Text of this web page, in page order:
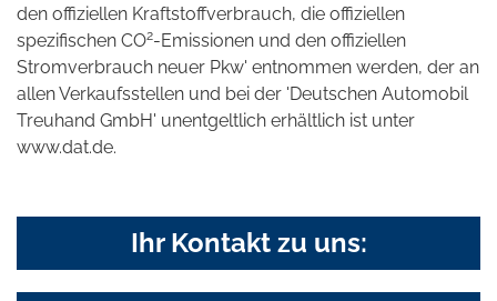
den offiziellen Kraftstoffverbrauch, die offiziellen
spezifischen CO2-Emissionen und den offiziellen
Stromverbrauch neuer Pkw' entnommen werden, der an
allen Verkaufsstellen und bei der 'Deutschen Automobil
Treuhand GmbH' unentgeltlich erhältlich ist unter
www.dat.de.
Ihr Kontakt zu uns: